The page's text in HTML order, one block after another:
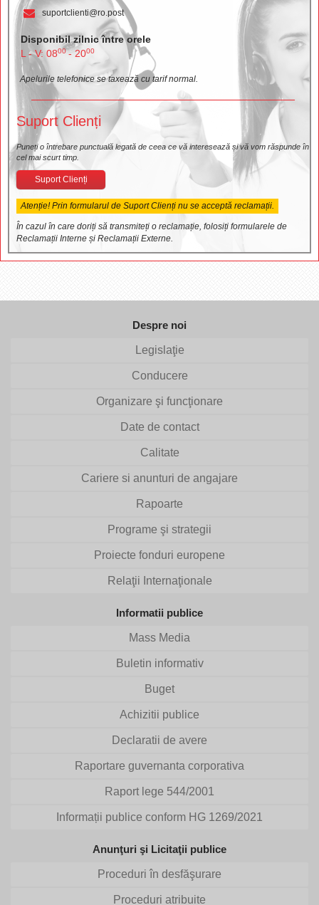
suportclienti@ro.post
Disponibil zilnic între orele
L - V: 0800- 2000
Apelurile telefonice se taxează cu tarif normal.
Suport Clienți
Puneți o întrebare punctuală legată de ceea ce vă interesează și vă vom răspunde în
cel mai scurt timp.
Suport Clienți
Atenție! Prin formularul de Suport Clienți nu se acceptă reclamații.
În cazul în care doriți să transmiteți o reclamație, folosiți formularele de
Reclamații Interne și Reclamații Externe.
Despre noi
Legislaţie
Conducere
Organizare şi funcţionare
Date de contact
Calitate
Cariere si anunturi de angajare
Rapoarte
Programe şi strategii
Proiecte fonduri europene
Relaţii Internaţionale
Informatii publice
Mass Media
Buletin informativ
Buget
Achizitii publice
Declaratii de avere
Raportare guvernanta corporativa
Raport lege 544/2001
Informații publice conform HG 1269/2021
Anunţuri şi Licitaţii publice
Proceduri în desfăşurare
Proceduri atribuite